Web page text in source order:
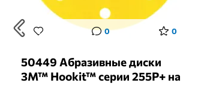
0 0
50449 Абразивные диски
3M™ Hookit™ серии 255P+ на